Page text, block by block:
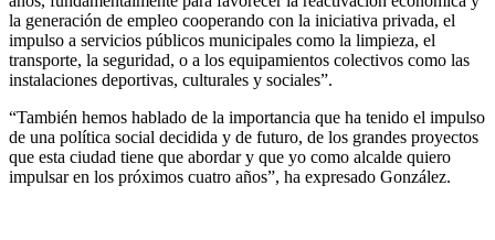
la generación de empleo cooperando con la iniciativa privada, el
impulso a servicios públicos municipales como la limpieza, el
transporte, la seguridad, o a los equipamientos colectivos como las
instalaciones deportivas, culturales y sociales”.
“También hemos hablado de la importancia que ha tenido el impulso
de una política social decidida y de futuro, de los grandes proyectos
que esta ciudad tiene que abordar y que yo como alcalde quiero
impulsar en los próximos cuatro años”, ha expresado González.